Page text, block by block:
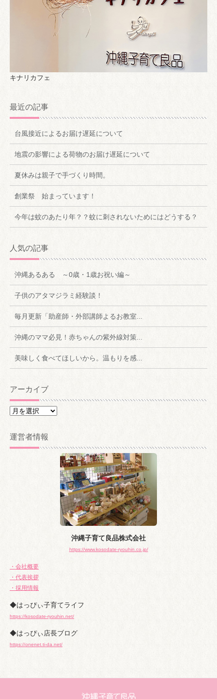
キナリカフェ
最近の記事
台風接近によるお届け遅延について
地震の影響による荷物のお届け遅延について
夏休みは親子で手づくり時間。
創業祭 始まっています！
今年は蚊のあたり年？？蚊に刺されないためにはどうする？
人気の記事
沖縄あるある ～0歳・1歳お祝い編～
子供のアタマジラミ経験談！
毎月更新「助産師・外部講師よるお教室...
沖縄のママ必見！赤ちゃんの紫外線対策...
美味しく食べてほしいから。温もりを感...
アーカイブ
ア
カ
イ
運営者情報
沖縄子育て良品株式会社
https://www.kosodate-ryouhin.co.jp/
・会社概要
・代表挨拶
・採用情報
◆はっぴぃ子育てライフ
https://kosodate-ryouhin.net/
◆はっぴぃ店長ブログ
https://onenet.ti-da.net/